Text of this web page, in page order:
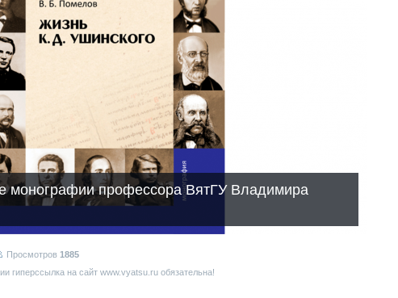
монографии профессора ВятГУ Владимира
Просмотров 1885
гиперссылка на сайт www.vyatsu.ru обязательна!